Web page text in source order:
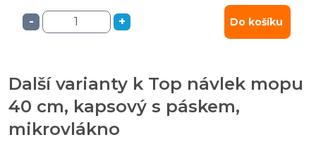
- + Do košíku
Další varianty k Top návlek mopu
40 cm, kapsový s páskem,
mikrovlákno